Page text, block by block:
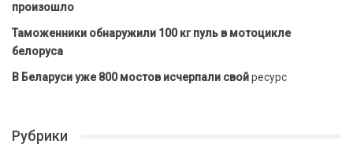
произошло
Таможенники обнаружили 100 кг пуль в мотоцикле
белоруса
В Беларуси уже 800 мостов исчерпали свойресурс
Рубрики